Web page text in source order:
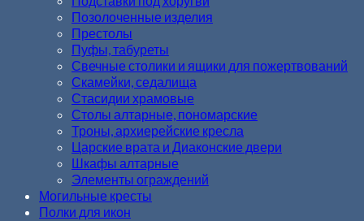
Позолоченные изделия
Престолы
Пуфы, табуреты
Свечные столики и ящики для пожертвований
Скамейки, седалища
Стасидии храмовые
Столы алтарные, пономарские
Троны, архиерейские кресла
Царские врата и Диаконские двери
Шкафы алтарные
Элементы ограждений
Могильные кресты
Полки для икон